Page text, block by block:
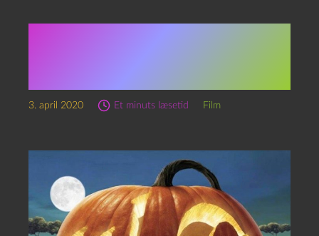
3. april 2020 Et minuts læsetid Film